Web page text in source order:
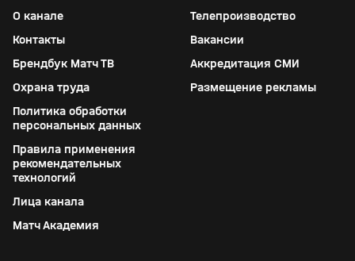
О канале
Контакты
Брендбук Матч ТВ
Охрана труда
Политика обработки
персональных данных
Правила применения
рекомендательных
технологий
Лица канала
Матч Академия
Телепроизводство
Вакансии
Аккредитация СМИ
Размещение рекламы